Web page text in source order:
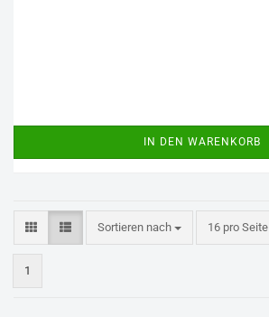
IN DEN WARENKORB
Sortieren nach
Sortieren nach 16 pro Seite
pro Seite
1